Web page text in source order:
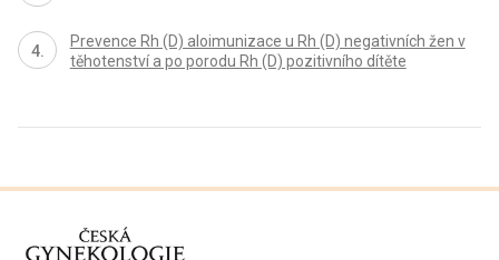
Prevence Rh (D) aloimunizace u Rh (D) negativních žen v
těhotenství a po porodu Rh (D) pozitivního dítěte
proLékaře.cz